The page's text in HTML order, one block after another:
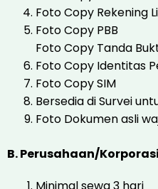
Foto Copy Rekening
Foto Copy PBB
Foto Copy Tanda
Foto Copy Identitas
Foto Copy SIM
Bersedia di Survei
Foto Dokumen asli
B. Perusahaan/Korporasi